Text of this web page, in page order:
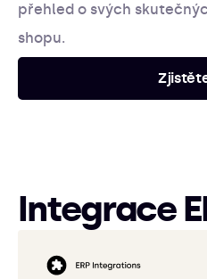
přehled o svých
shopu.
Integrace